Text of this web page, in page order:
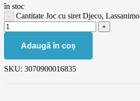
în stoc
Cantitate Joc cu siret Djeco, Lassanimo
Adaugă în coș
SKU: 3070900016835